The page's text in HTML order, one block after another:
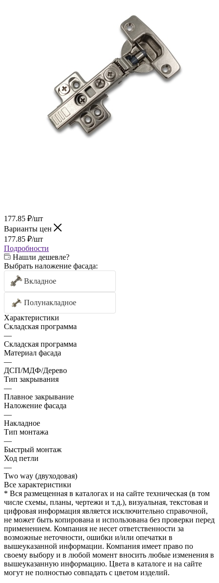
177.85 ₽/шт
Варианты цен
177.85 ₽/шт
Подробности
Нашли дешевле?
Выбрать наложение фасада:
Вкладное
Полунакладное
Характеристики
Складская программа
—
Складская программа
Материал фасада
—
ДСП/МДФ/Дерево
Тип закрывания
—
Плавное закрывание
Наложение фасада
—
Накладное
Тип монтажа
—
Быстрый монтаж
Ход петли
—
Two way (двуходовая)
Все характеристики
* Вся размещенная в каталогах и на сайте техническая (в том
числе схемы, планы, чертежи и т.д.), визуальная, текстовая и
цифровая информация является исключительно справочной,
не может быть копирована и использована без проверки перед
применением. Компания не несет ответственности за
возможные неточности, ошибки и/или опечатки в
вышеуказанной информации. Компания имеет право по
своему выбору и в любой момент вносить любые изменения в
вышеуказанную информацию. Цвета в каталоге и на сайте
могут не полностью совпадать с цветом изделий.